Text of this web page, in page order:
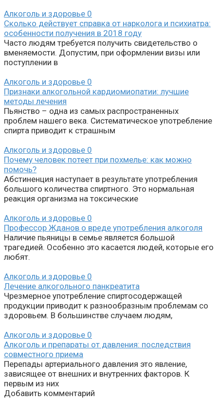
Алкоголь и здоровье 0
Сколько действует справка от нарколога и психиатра:
особенности получения в 2018 году
Часто людям требуется получить свидетельство о
вменяемости. Допустим, при оформлении визы или
поступлении в
Алкоголь и здоровье 0
Признаки алкогольной кардиомиопатии: лучшие
методы лечения
Пьянство – одна из самых распространенных
проблем нашего века. Систематическое употребление
спирта приводит к страшным
Алкоголь и здоровье 0
Почему человек потеет при похмелье: как можно
помочь?
Абстиненция наступает в результате употребления
большого количества спиртного. Это нормальная
реакция организма на токсические
Алкоголь и здоровье 0
Профессор Жданов о вреде употребления алкоголя
Наличие пьяницы в семье является большой
трагедией. Особенно это касается людей, которые его
любят.
Алкоголь и здоровье 0
Лечение алкогольного панкреатита
Чрезмерное употребление спиртосодержащей
продукции приводит к разнообразным проблемам со
здоровьем. В большинстве случаем людям,
Алкоголь и здоровье 0
Алкоголь и препараты от давления: последствия
совместного приема
Перепады артериального давления это явление,
зависящее от внешних и внутренних факторов. К
первым из них
Добавить комментарий